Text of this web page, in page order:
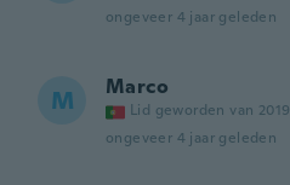
ongeveer 4 jaar geleden
M Marco
Lid geworden van 2019
ongeveer 4 jaar geleden